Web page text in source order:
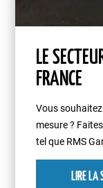
LE
FRANCE
Vous
mesure ?
tel que RMS
LIRE LA